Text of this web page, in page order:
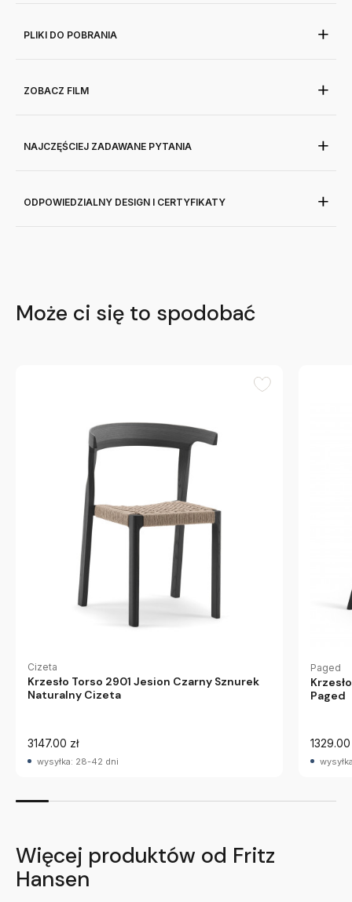
PLIKI DO POBRANIA
ZOBACZ FILM
NAJCZĘŚCIEJ ZADAWANE PYTANIA
ODPOWIEDZIALNY DESIGN I CERTYFIKATY
Może ci się to spodobać
Cizeta
Krzesło Torso 2901 Jesion Czarny Sznurek
Naturalny Cizeta
3147.00 zł
wysyłka: 28-42 dni
Paged
Paged
1329.00
Więcej produktów od Fritz
Hansen